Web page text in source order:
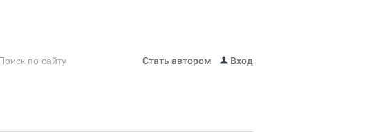
Стать автором Вход